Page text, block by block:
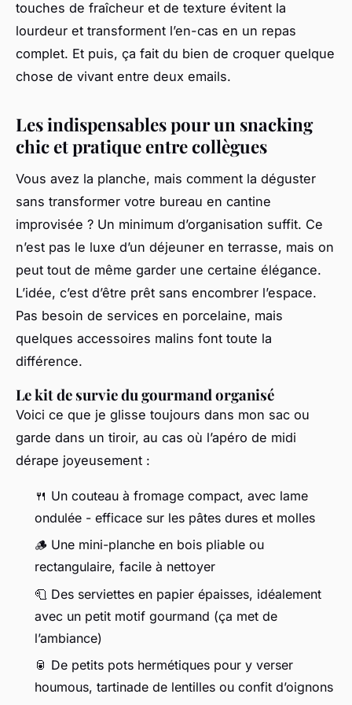
touches de fraîcheur et de texture évitent la
lourdeur et transforment l’en-cas en un repas
complet. Et puis, ça fait du bien de croquer quelque
chose de vivant entre deux emails.
Les indispensables pour un snacking
chic et pratique entre collègues
Vous avez la planche, mais comment la déguster
sans transformer votre bureau en cantine
improvisée ? Un minimum d’organisation suffit. Ce
n’est pas le luxe d’un déjeuner en terrasse, mais on
peut tout de même garder une certaine élégance.
L’idée, c’est d’être prêt sans encombrer l’espace.
Pas besoin de services en porcelaine, mais
quelques accessoires malins font toute la
différence.
Le kit de survie du gourmand organisé
Voici ce que je glisse toujours dans mon sac ou
garde dans un tiroir, au cas où l’apéro de midi
dérape joyeusement :
🍴 Un couteau à fromage compact, avec lame
ondulée - efficace sur les pâtes dures et molles
🪵 Une mini-planche en bois pliable ou
rectangulaire, facile à nettoyer
🧻 Des serviettes en papier épaisses, idéalement
avec un petit motif gourmand (ça met de
l’ambiance)
🥫 De petits pots hermétiques pour y verser
houmous, tartinade de lentilles ou confit d’oignons